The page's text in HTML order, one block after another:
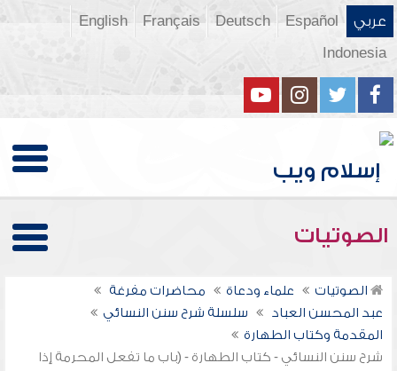
عربي Español
Deutsch
Français
English
Indonesia
الصوتيات
الصوتيات علماء ودعاة
محاضرات مفرغة
عبد المحسن العباد
سلسلة شرح سنن النسائي
المقدمة وكتاب الطهارة
شرح سنن النسائي - كتاب الطهارة - (باب ما تفعل المحرمة إذا